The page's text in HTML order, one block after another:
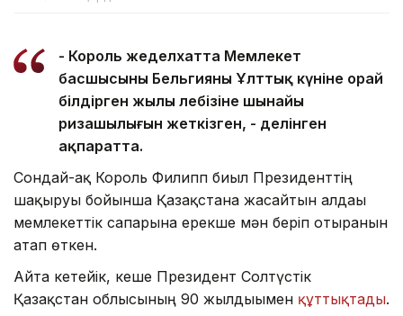
- Король жеделхатта Мемлекет
басшысының Бельгияның Ұлттық күніне орай
білдірген жылы лебізіне шынайы
ризашылығын жеткізген, - делінген
ақпаратта.
Сондай-ақ Король Филипп биыл Президенттің
шақыруы бойынша Қазақстанға жасайтын алдағы
мемлекеттік сапарына ерекше мән беріп отырғанын
атап өткен.
Айта кетейік, кеше Президент Солтүстік
Қазақстан облысының 90 жылдығымен құттықтады.